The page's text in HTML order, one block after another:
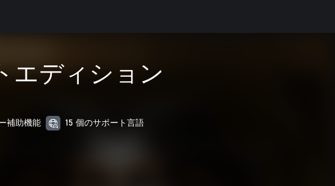
エディション
補助機能 15 個のサポート言語